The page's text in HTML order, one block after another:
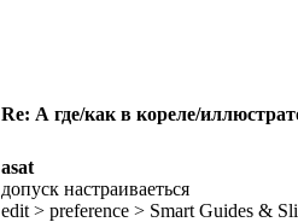
Re: А где/как в кореле/
asat
допуск настраиваеться
edit > preference > Smart Guides &